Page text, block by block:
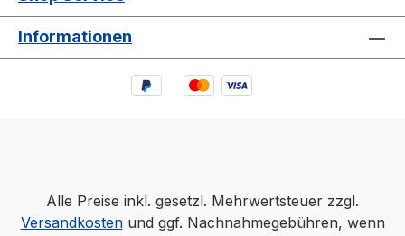
Informationen
Alle Preise inkl. gesetzl. Mehrwertsteuer zzgl.
Versandkostenund ggf. Nachnahmegebühren, wenn